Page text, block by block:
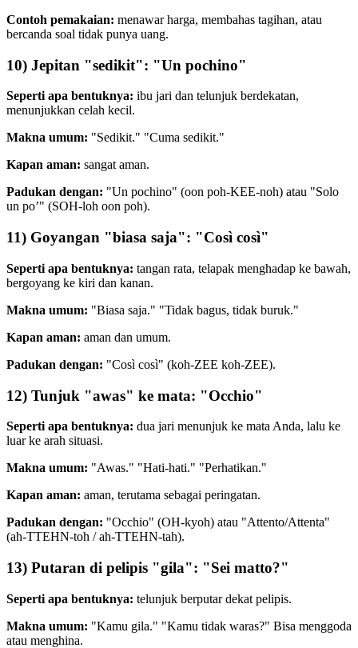
Contoh pemakaian: menawar harga, membahas tagihan, atau
bercanda soal tidak punya uang.
10) Jepitan "sedikit": "Un pochino"
Seperti apa bentuknya: ibu jari dan telunjuk berdekatan,
menunjukkan celah kecil.
Makna umum: "Sedikit." "Cuma sedikit."
Kapan aman: sangat aman.
Padukan dengan: "Un pochino" (oon poh-KEE-noh) atau "Solo
un po’" (SOH-loh oon poh).
11) Goyangan "biasa saja": "Così così"
Seperti apa bentuknya: tangan rata, telapak menghadap ke bawah,
bergoyang ke kiri dan kanan.
Makna umum: "Biasa saja." "Tidak bagus, tidak buruk."
Kapan aman: aman dan umum.
Padukan dengan: "Così così" (koh-ZEE koh-ZEE).
12) Tunjuk "awas" ke mata: "Occhio"
Seperti apa bentuknya: dua jari menunjuk ke mata Anda, lalu ke
luar ke arah situasi.
Makna umum: "Awas." "Hati-hati." "Perhatikan."
Kapan aman: aman, terutama sebagai peringatan.
Padukan dengan: "Occhio" (OH-kyoh) atau "Attento/Attenta"
(ah-TTEHN-toh / ah-TTEHN-tah).
13) Putaran di pelipis "gila": "Sei matto?"
Seperti apa bentuknya: telunjuk berputar dekat pelipis.
Makna umum: "Kamu gila." "Kamu tidak waras?" Bisa menggoda
atau menghina.